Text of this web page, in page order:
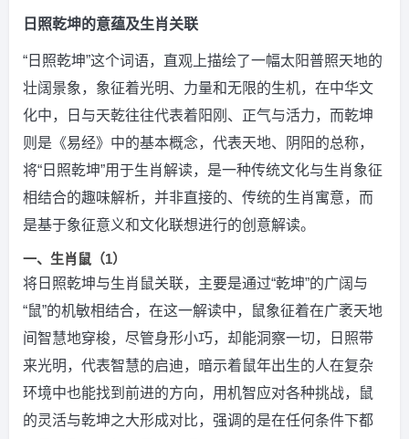
日照乾坤的意蕴及生肖关联
“日照乾坤”这个词语，直观上描绘了一幅太阳普照天地的
壮阔景象，象征着光明、力量和无限的生机，在中华文
化中，日与天乾往往代表着阳刚、正气与活力，而乾坤
则是《易经》中的基本概念，代表天地、阴阳的总称，
将“日照乾坤”用于生肖解读，是一种传统文化与生肖象征
相结合的趣味解析，并非直接的、传统的生肖寓意，而
是基于象征意义和文化联想进行的创意解读。
一、生肖鼠（1）
将日照乾坤与生肖鼠关联，主要是通过“乾坤”的广阔与
“鼠”的机敏相结合，在这一解读中，鼠象征着在广袤天地
间智慧地穿梭，尽管身形小巧，却能洞察一切，日照带
来光明，代表智慧的启迪，暗示着鼠年出生的人在复杂
环境中也能找到前进的方向，用机智应对各种挑战，鼠
的灵活与乾坤之大形成对比，强调的是在任何条件下都